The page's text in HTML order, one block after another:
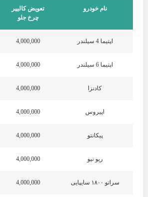
نام خودرو
تعویض کالیپر
چرخ جلو
اپتیما 4 سیلندر 4,000,000
اپتیما 6 سیلندر 4,000,000
کادنزا 4,000,000
اپیروس 4,000,000
پیکانتو 4,000,000
ریو نیو 4,000,000
سراتو ۱۸۰۰ سایپایی 4,000,000